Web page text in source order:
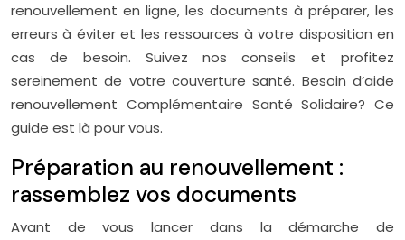
renouvellement en ligne, les documents à préparer, les
erreurs à éviter et les ressources à votre disposition en
cas de besoin. Suivez nos conseils et profitez
sereinement de votre couverture santé. Besoin d’aide
renouvellement Complémentaire Santé Solidaire? Ce
guide est là pour vous.
Préparation au renouvellement :
rassemblez vos documents
Avant de vous lancer dans la démarche de